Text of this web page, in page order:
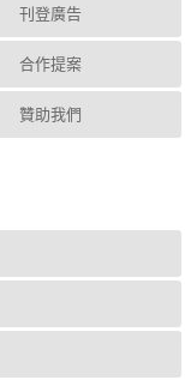
刊登廣告
合作提案
贊助我們